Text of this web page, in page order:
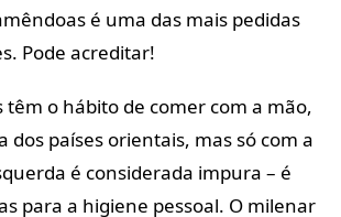
é uma das mais pedidas
Pode acreditar!
têm o hábito de comer com a mão,
dos países orientais, mas só com a
é considerada impura – é
para a higiene pessoal. O milenar